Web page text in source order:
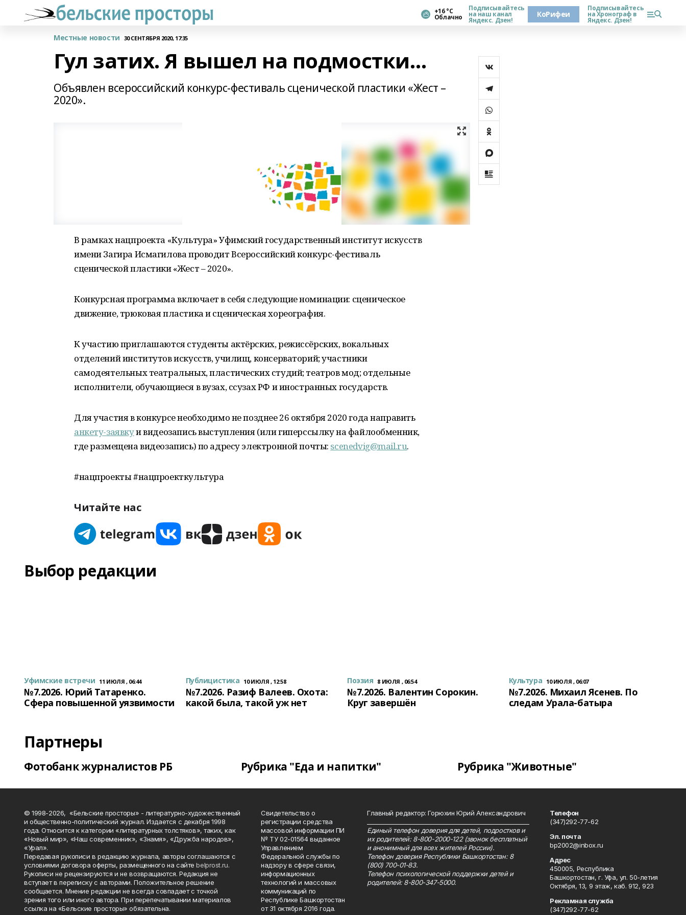
+16 °С
Облачно
Подписывайтесь
на наш канал
Яндекс. Дзен!
КоРифеи
Подписывайтесь
на Хронограф в
Яндекс. Дзен!
Местные новости 30 СЕНТЯБРЯ 2020, 17:35
Гул затих. Я вышел на подмостки…
Объявлен всероссийский конкурс-фестиваль сценической пластики «Жест –
2020».
В рамках нацпроекта «Культура» Уфимский государственный институт искусств
имени Загира Исмагилова проводит Всероссийский конкурс-фестиваль
сценической пластики «Жест – 2020».
Конкурсная программа включает в себя следующие номинации: сценическое
движение, трюковая пластика и сценическая хореография.
К участию приглашаются студенты актёрских, режиссёрских, вокальных
отделений институтов искусств, училищ, консерваторий; участники
самодеятельных театральных, пластических студий; театров мод; отдельные
исполнители, обучающиеся в вузах, ссузах РФ и иностранных государств.
Для участия в конкурсе необходимо не позднее 26 октября 2020 года направить
анкету-заявкуи видеозапись выступления (или гиперссылку на файлообменник,
где размещена видеозапись) по адресу электронной почты: scenedvig@mail.ru.
#нацпроекты #нацпроекткультура
Читайте нас
Выбор редакции
Уфимские встречи 11 ИЮЛЯ , 06:44
№7.2026. Юрий Татаренко.
Сфера повышенной уязвимости
Публицистика 10 ИЮЛЯ , 12:58
№7.2026. Разиф Валеев. Охота:
какой была, такой уж нет
Поэзия 8 ИЮЛЯ , 06:54
№7.2026. Валентин Сорокин.
Круг завершён
Культура 10 ИЮЛЯ , 06:07
№7.2026. Михаил Ясенев. По
следам Урала-батыра
Партнеры
Фотобанк журналистов РБ Рубрика "Еда и напитки" Рубрика "Животные"
© 1998-2026, «Бельские просторы» - литературно-художественный
и общественно-политический журнал. Издается с декабря 1998
года. Относится к категории «литературных толстяков», таких, как
«Новый мир», «Наш современник», «Знамя», «Дружба народов»,
«Урал».
Передавая рукописи в редакцию журнала, авторы соглашаются с
условиями договора оферты, размещенного на сайтеbelprost.ru.
Рукописи не рецензируются и не возвращаются. Редакция не
вступает в переписку с авторами. Положительное решение
сообщается. Мнение редакции не всегда совпадает с точкой
зрения того или иного автора. При перепечатывании материалов
ссылка на «Бельские просторы» обязательна.
Свидетельство о
регистрации средства
массовой информации ПИ
№ ТУ 02-01564 выданное
Управлением
Федеральной службы по
надзору в сфере связи,
информационных
технологий и массовых
коммуникаций по
Республике Башкортостан
от 31 октября 2016 года.
Главный редактор: Горюхин Юрий Александрович
Единый телефон доверия для детей, подростков и
их родителей: 8-800-2000-122 (звонок бесплатный
и анонимный для всех жителей России).
Телефон доверия Республики Башкортостан: 8
(800) 700-01-83.
Телефон психологической поддержки детей и
родителей: 8-800-347-5000.
Телефон
(347)292-77-62
Эл. почта
bp2002@inbox.ru
Адрес
450005, Республика
Башкортостан, г. Уфа, ул. 50-летия
Октября, 13, 9 этаж, каб. 912, 923
Рекламная служба
(347)292-77-62